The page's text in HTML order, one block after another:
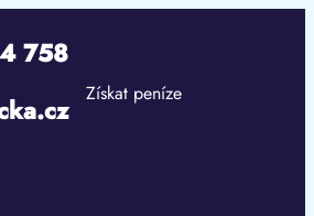
758
Získat peníze